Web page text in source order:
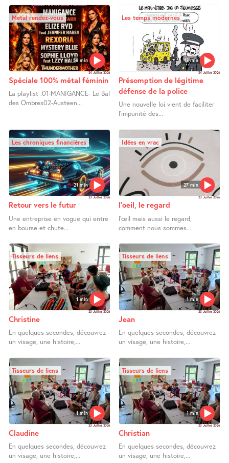
58 min
Metal rendez-vous
24 Juillet 2026
Spéciale 100% métal féminin
La playlist :01-MANIGANCE- Le Bal
des Ombres02-Austeen...
13 min
Les temps modernes
24 Juillet 2026
Présomption de légitime
défense de la police
Une nouvelle loi vient de faciliter
l’impunité des...
21 min
Les chroniques financières
23 Juillet 2026
Retour vers le futur
Une entreprise en vogue qui entre
en bourse et chute...
27 min
Idées en vrac
23 Juillet 2026
l’oeil, le regard
l’œil mais aussi le regard,
comment nous sommes...
1 min
Tisseurs de liens
23 Juillet 2026
Christine
En quelques secondes, découvrez
un visage, une histoire,...
1 min
Tisseurs de liens
23 Juillet 2026
Jean
En quelques secondes, découvrez
un visage, une histoire,...
1 min
Tisseurs de liens
23 Juillet 2026
Claudine
En quelques secondes, découvrez
un visage, une histoire,...
1 min
Tisseurs de liens
23 Juillet 2026
Christian
En quelques secondes, découvrez
un visage, une histoire,...